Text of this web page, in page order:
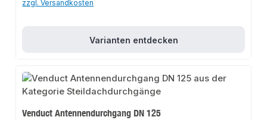
zzgl. Versandkosten
Varianten entdecken
Venduct Antennendurchgang DN 125